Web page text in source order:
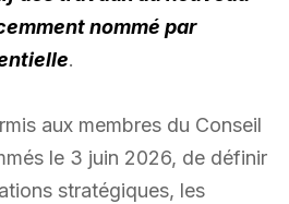
nommé par
.
aux membres du Conseil
le 3 juin 2026, de définir
stratégiques, les